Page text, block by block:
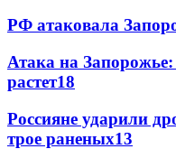
РФ атаковала
Атака на
растет18
Россияне ударили
трое раненых13